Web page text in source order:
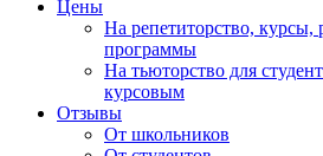
Цены
На репетиторство, курсы,
программы
На тьюторство для
курсовым
Отзывы
От школьников